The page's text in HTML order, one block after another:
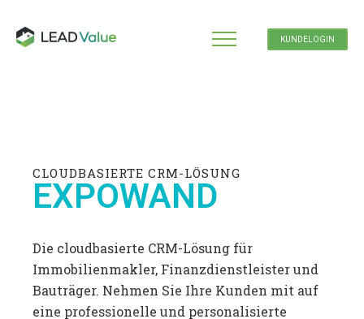
KUNDELOGIN
CLOUDBASIERTE CRM-LÖSUNG
EXPOWAND
Die cloudbasierte CRM-Lösung für
Immobilienmakler, Finanzdienstleister und
Bauträger. Nehmen Sie Ihre Kunden mit auf
eine professionelle und personalisierte